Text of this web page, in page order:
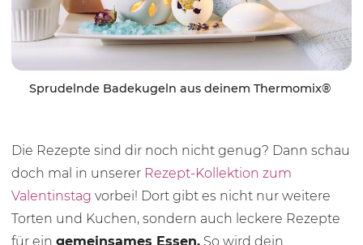
Sprudelnde Badekugeln aus deinem Thermomix®
Die Rezepte sind dir noch nicht genug? Dann schau
doch mal in unserer Rezept-Kollektion zum
Valentinstag vorbei! Dort gibt es nicht nur weitere
Torten und Kuchen, sondern auch leckere Rezepte
für ein gemeinsames Essen. So wird dein